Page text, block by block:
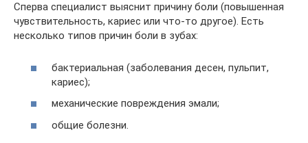
Сперва специалист выяснит причину боли (повышенная
чувствительность, кариес или что-то другое). Есть
несколько типов причин боли в зубах:
бактериальная (заболевания десен, пульпит,
кариес);
механические повреждения эмали;
общие болезни.